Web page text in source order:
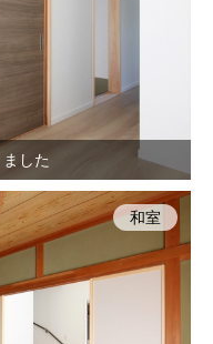
した
和室